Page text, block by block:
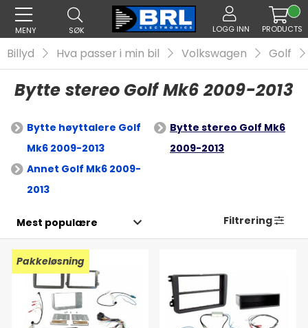
MENY SØK LOGG INN PRODUCTS
Billyd Hva passer i min bil Volkswagen Golf
Bytte stereo Golf Mk6 2009-2013
Bytte høyttalere Golf
Mk6 2009-2013
Bytte stereo Golf Mk6
2009-2013
Annet Golf Mk6 2009-
2013
Filtrering
Pakkeløsning